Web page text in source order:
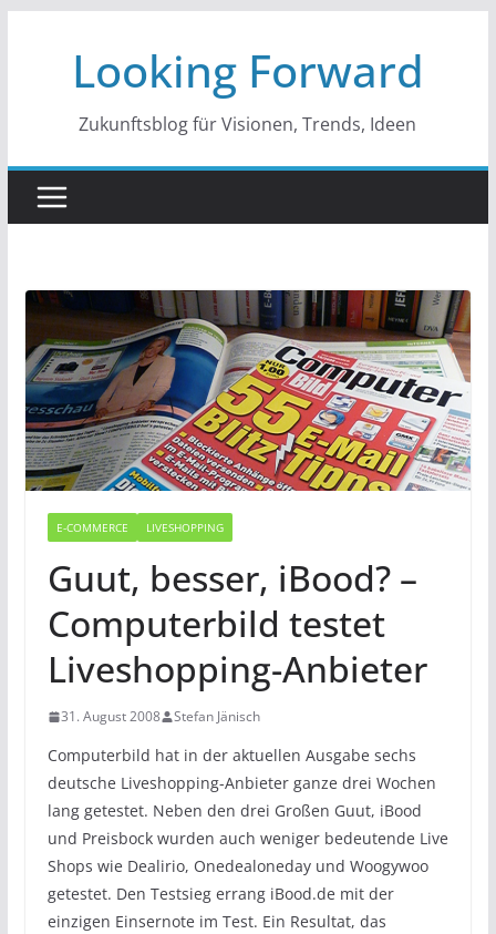
springenLooking Forward
Zukunftsblog für Visionen, Trends, Ideen
E-COMMERCE LIVESHOPPING
Guut, besser, iBood? –
Computerbild testet
Liveshopping-Anbieter
31. August 2008 Stefan Jänisch
Computerbild hat in der aktuellen Ausgabe sechs
deutsche Liveshopping-Anbieter ganze drei Wochen
lang getestet. Neben den drei Großen Guut, iBood
und Preisbock wurden auch weniger bedeutende Live
Shops wie Dealirio, Onedealoneday und Woogywoo
getestet. Den Testsieg errang iBood.de mit der
einzigen Einsernote im Test. Ein Resultat, das